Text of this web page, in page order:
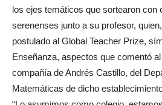
los ejes temáticos que sortearon con
serenenses junto a su profesor,
postulado al Global Teacher Prize,
Enseñanza, aspectos que comentó
compañía de Andrés Castillo, del
Matemáticas de dicho